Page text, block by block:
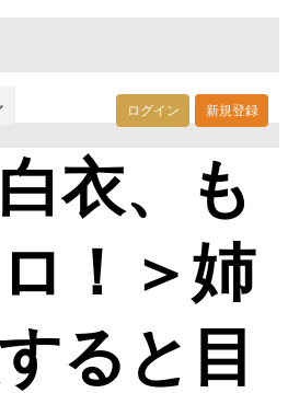
ログイン 新規登録
衣、も
！＞姉
ると目